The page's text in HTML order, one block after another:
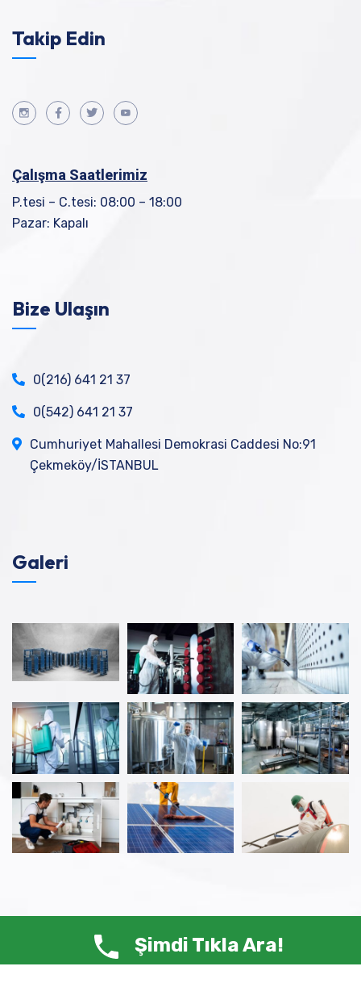
Takip Edin
Çalışma Saatlerimiz
P.tesi – C.tesi: 08:00 – 18:00
Pazar: Kapalı
Bize Ulaşın
0(216) 641 21 37
0(542) 641 21 37
Cumhuriyet Mahallesi Demokrasi Caddesi No:91
Çekmeköy/İSTANBUL
Galeri
© Copyright 2025 ANTİ HAŞERE – Tüm Hakları Saklıdır.
Şimdi Tıkla Ara!